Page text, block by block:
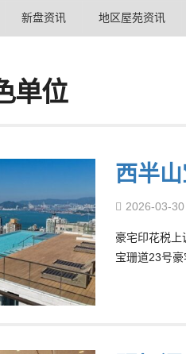
新盘资讯 地区屋苑资讯
单位
西半
2026-03-30
豪宅印花税上
宝珊道23号